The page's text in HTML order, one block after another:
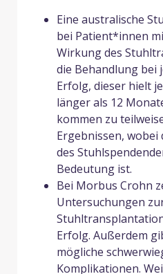
Eine australische
bei Patient*innen
Wirkung des
die Behandlung bei
Erfolg, dieser hielt
länger als 12
kommen zu
Ergebnissen, wobei
des
Bedeutung ist.
Bei Morbus Crohn
Untersuchungen
Erfolg. Außerdem
mögliche
Komplikationen.